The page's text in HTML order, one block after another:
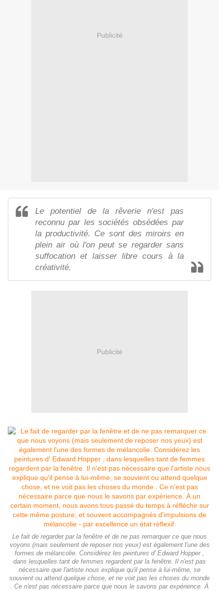
Publicité
Le potentiel de la rêverie n'est pas
reconnu par les sociétés obsédées par
la productivité. Ce sont des miroirs en
plein air où l'on peut se regarder sans
suffocation et laisser libre cours à la
créativité.
Publicité
Le fait de regarder par la fenêtre et de ne pas remarquer ce que nous
voyons (mais seulement de reposer nos yeux) est également l'une des
formes de mélancolie. Considérez les peintures d' Edward Hopper ,
dans lesquelles tant de femmes regardent par la fenêtre. Il n'est pas
nécessaire que l'artiste nous explique qu'il pense à lui-même, se
souvient ou attend quelque chose, et ne voit pas les choses du monde
. Ce n'est pas nécessaire parce que nous le savons par expérience. À